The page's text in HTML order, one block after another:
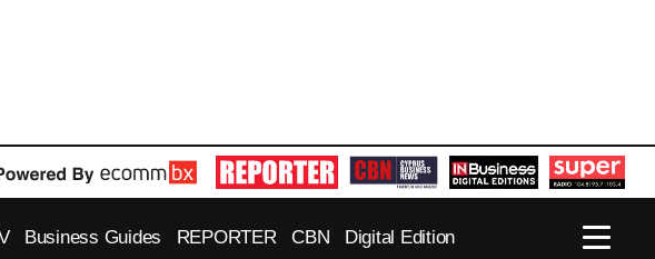
Business Guides REPORTER CBN Digital Edition